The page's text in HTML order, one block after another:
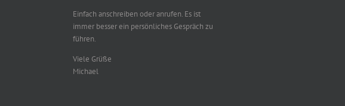
Einfach anschreiben oder anrufen. Es ist
immer besser ein persönliches Gespräch zu
führen.
Viele Grüße
Michael